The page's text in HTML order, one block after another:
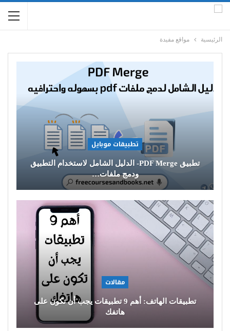
الرئيسية مواقع مفيدة
تطبيقات موبايل
تطبيق PDF Merge- الدليل الشامل لاستخدام التطبيق
ودمج ملفات…
مقالات
تطبيقات الهاتف: أهم 9 تطبيقات يجب أن تكون على
هاتفك